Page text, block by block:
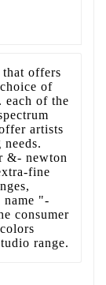
offers
of
each of the
artists
&- newton
fine
name "-
consumer
range.